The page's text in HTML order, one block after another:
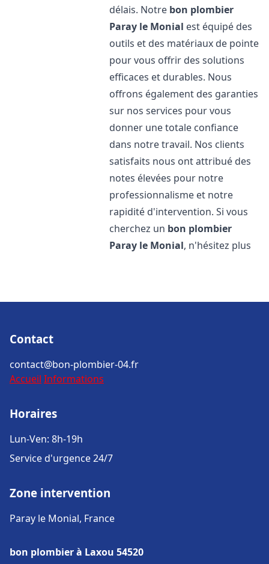
délais. Notre bon plombier
Paray le Monial est équipé des
outils et des matériaux de pointe
pour vous offrir des solutions
efficaces et durables. Nous
offrons également des garanties
sur nos services pour vous
donner une totale confiance
dans notre travail. Nos clients
satisfaits nous ont attribué des
notes élevées pour notre
professionnalisme et notre
rapidité d'intervention. Si vous
cherchez un bon plombier
Paray le Monial, n'hésitez plus
Contact
contact@bon-plombier-04.fr
Accueil Informations
Horaires
Lun-Ven: 8h-19h
Service d'urgence 24/7
Zone intervention
Paray le Monial, France
bon plombier à Laxou 54520